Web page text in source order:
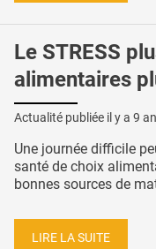
Le STRESS
alimentaires
Actualité publiée il y a 9
Une journée difficile
santé de choix
bonnes sources de
LIRE LA SUITE